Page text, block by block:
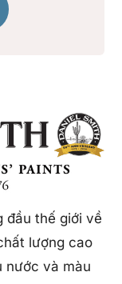
đầu thế giới về
lượng cao
nước và màu